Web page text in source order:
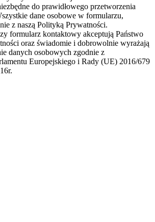
do prawidłowego przetworzenia
dane osobowe w formularzu,
z naszą Polityką Prywatności.
formularz kontaktowy akceptują Państwo
oraz świadomie i dobrowolnie wyrażają
danych osobowych zgodnie z
Europejskiego i Rady (UE) 2016/679